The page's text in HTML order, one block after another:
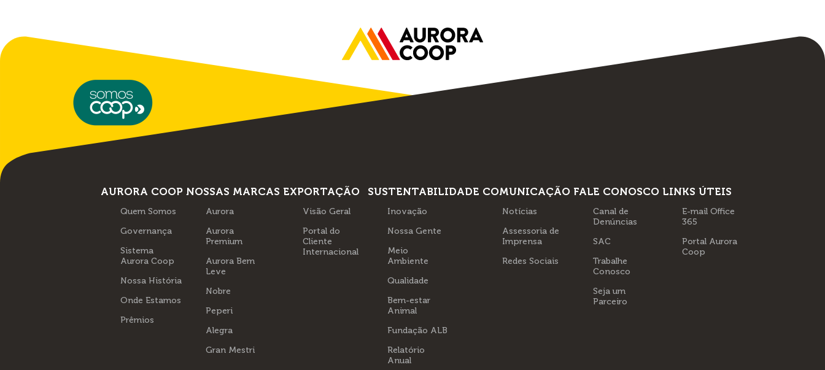
AURORA COOP
Quem Somos
Governança
Sistema
Aurora Coop
Nossa História
Onde Estamos
Prêmios
NOSSAS MARCAS
Aurora
Aurora
Premium
Aurora Bem
Leve
Nobre
Peperi
Alegra
Gran Mestri
EXPORTAÇÃO
Visão Geral
Portal do
Cliente
Internacional
SUSTENTABILIDADE
Inovação
Nossa Gente
Meio
Ambiente
Qualidade
Bem-estar
Animal
Fundação ALB
Relatório
Anual
COMUNICAÇÃO
Notícias
Assessoria de
Imprensa
Redes Sociais
FALE CONOSCO
Canal de
Denúncias
SAC
Trabalhe
Conosco
Seja um
Parceiro
LINKS ÚTEIS
E-mail Office
365
Portal Aurora
Coop